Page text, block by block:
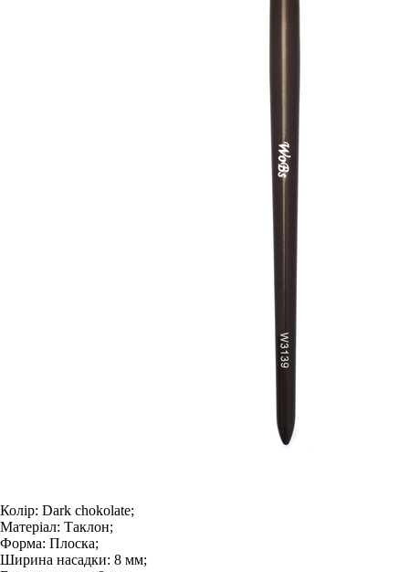
Колір: Dark chokolate;
Матеріал: Таклон;
Форма: Плоска;
Ширина насадки: 8 мм;